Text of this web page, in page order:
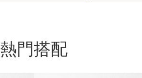
熱門搭配